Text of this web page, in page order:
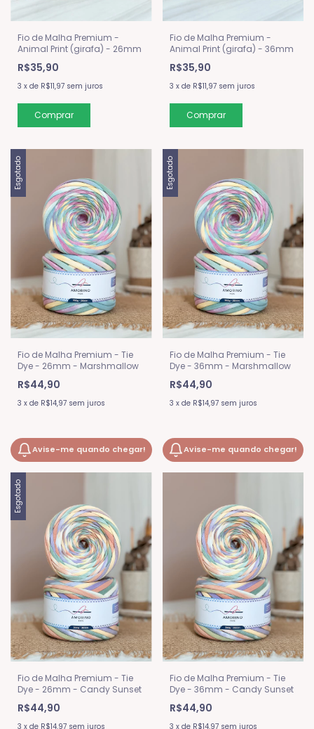
Fio de Malha Premium -
Animal Print (girafa) - 26mm
R$35,90
3 x de R$11,97 sem juros
Fio de Malha Premium -
Animal Print (girafa) - 36mm
R$35,90
3 x de R$11,97 sem juros
Esgotado
Fio de Malha Premium - Tie
Dye - 26mm - Marshmallow
R$44,90
3 x de R$14,97 sem juros
Avise-me quando chegar!
Esgotado
Fio de Malha Premium - Tie
Dye - 36mm - Marshmallow
R$44,90
3 x de R$14,97 sem juros
Avise-me quando chegar!
Esgotado
Fio de Malha Premium - Tie
Dye - 26mm - Candy Sunset
R$44,90
3 x de R$14,97 sem juros
Fio de Malha Premium - Tie
Dye - 36mm - Candy Sunset
R$44,90
3 x de R$14,97 sem juros